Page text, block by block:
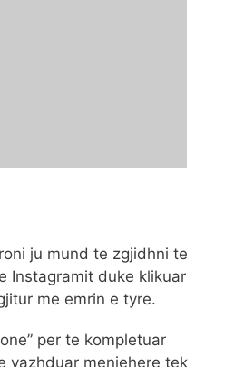
ju mund te zgjidhni te
Instagramit duke klikuar
me emrin e tyre.
per te kompletuar
vazhduar menjehere tek